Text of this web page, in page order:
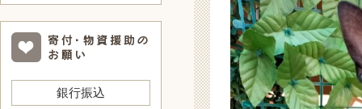
銀行振込